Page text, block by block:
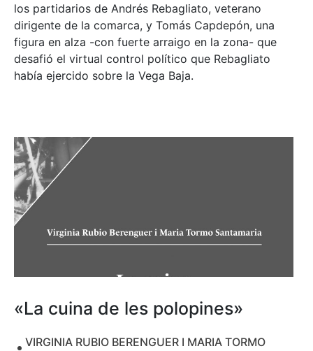
los partidarios de Andrés Rebagliato, veterano
dirigente de la comarca, y Tomás Capdepón, una
figura en alza -con fuerte arraigo en la zona- que
desafió el virtual control político que Rebagliato
había ejercido sobre la Vega Baja.
«La cuina de les polopines»
VIRGINIA RUBIO BERENGUER I MARIA TORMO